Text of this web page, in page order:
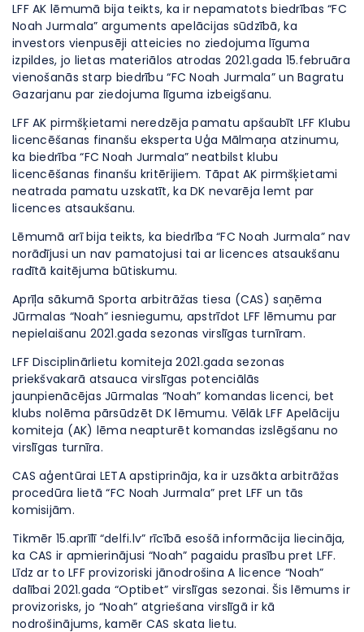
LFF AK lēmumā bija teikts, ka ir nepamatots biedrības “FC
Noah Jurmala” arguments apelācijas sūdzībā, ka
investors vienpusēji atteicies no ziedojuma līguma
izpildes, jo lietas materiālos atrodas 2021.gada 15.februāra
vienošanās starp biedrību “FC Noah Jurmala” un Bagratu
Gazarjanu par ziedojuma līguma izbeigšanu.
LFF AK pirmšķietami neredzēja pamatu apšaubīt LFF Klubu
licencēšanas finanšu eksperta Uģa Mālmaņa atzinumu,
ka biedrība “FC Noah Jurmala” neatbilst klubu
licencēšanas finanšu kritērijiem. Tāpat AK pirmšķietami
neatrada pamatu uzskatīt, ka DK nevarēja lemt par
licences atsaukšanu.
Lēmumā arī bija teikts, ka biedrība “FC Noah Jurmala” nav
norādījusi un nav pamatojusi tai ar licences atsaukšanu
radītā kaitējuma būtiskumu.
Aprīļa sākumā Sporta arbitrāžas tiesa (CAS) saņēma
Jūrmalas “Noah” iesniegumu, apstrīdot LFF lēmumu par
nepielaišanu 2021.gada sezonas virslīgas turnīram.
LFF Disciplinārlietu komiteja 2021.gada sezonas
priekšvakarā atsauca virslīgas potenciālās
jaunpienācējas Jūrmalas “Noah” komandas licenci, bet
klubs nolēma pārsūdzēt DK lēmumu. Vēlāk LFF Apelāciju
komiteja (AK) lēma neapturēt komandas izslēgšanu no
virslīgas turnīra.
CAS aģentūrai LETA apstiprināja, ka ir uzsākta arbitrāžas
procedūra lietā “FC Noah Jurmala” pret LFF un tās
komisijām.
Tikmēr 15.aprīlī “delfi.lv” rīcībā esošā informācija liecināja,
ka CAS ir apmierinājusi “Noah” pagaidu prasību pret LFF.
Līdz ar to LFF provizoriski jānodrošina A licence “Noah”
dalībai 2021.gada “Optibet” virslīgas sezonai. Šis lēmums ir
provizorisks, jo “Noah” atgriešana virslīgā ir kā
nodrošinājums, kamēr CAS skata lietu.